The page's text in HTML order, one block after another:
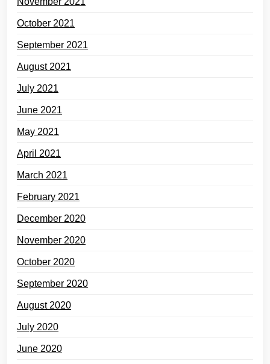
October 2021
September 2021
August 2021
July 2021
June 2021
May 2021
April 2021
March 2021
February 2021
December 2020
November 2020
October 2020
September 2020
August 2020
July 2020
June 2020